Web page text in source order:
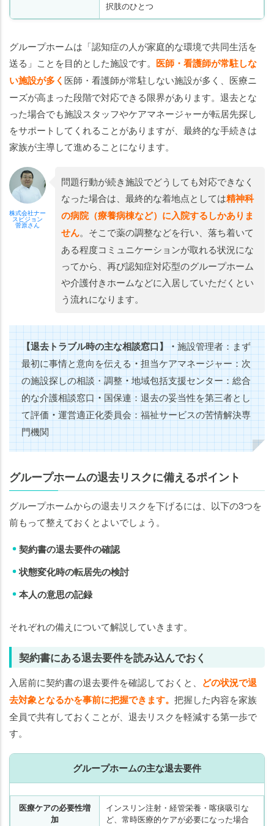
択肢のひとつ
グループホームは「認知症の人が家庭的な環境で共同生活を
送る」ことを目的とした施設です。 医師・看護師が常駐しな
い施設が多く 医師・看護師が常駐しない施設が多く、医療ニ
ーズが高まった段階で対応できる限界があります。退去とな
った場合でも施設スタッフやケアマネージャーが転居先探し
をサポートしてくれることがありますが、最終的な手続きは
家族が主導して進めることになります。
株式会社ナー
スビジョン
菅原さん
問題行動が続き施設でどうしても対応できなく
なった場合は、最終的な着地点としては精神科
の病院（療養病棟など）に入院するしかありま
せん。そこで薬の調整などを行い、落ち着いて
ある程度コミュニケーションが取れる状況にな
ってから、再び認知症対応型のグループホーム
や介護付きホームなどに入居していただくとい
う流れになります。
【退去トラブル時の主な相談窓口】・施設管理者：まず
最初に事情と意向を伝える・担当ケアマネージャー：次
の施設探しの相談・調整・地域包括支援センター：総合
的な介護相談窓口・国保連：退去の妥当性を第三者とし
て評価・運営適正化委員会：福祉サービスの苦情解決専
門機関
グループホームの退去リスクに備えるポイント
グループホームからの退去リスクを下げるには、以下の3つを
前もって整えておくとよいでしょう。
契約書の退去要件の確認
状態変化時の転居先の検討
本人の意思の記録
それぞれの備えについて解説していきます。
契約書にある退去要件を読み込んでおく
入居前に契約書の退去要件を確認しておくと、 どの状況で退
去対象となるかを事前に把握できます。 把握した内容を家族
全員で共有しておくことが、退去リスクを軽減する第一歩で
す。
グループホームの主な退去要件
医療ケアの必要性増
加
インスリン注射・経管栄養・喀痰吸引な
ど、常時医療的ケアが必要になった場合